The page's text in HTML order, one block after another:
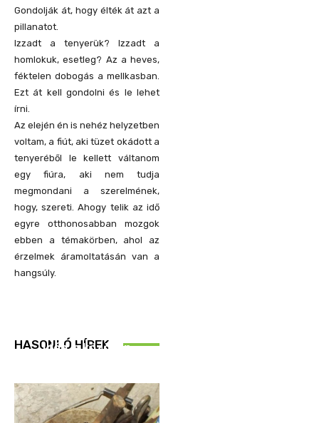
Gondolják át, hogy élték át azt a
pillanatot.
Izzadt a tenyerük? Izzadt a
homlokuk, esetleg? Az a heves,
féktelen dobogás a mellkasban.
Ezt át kell gondolni és le lehet
írni.
Az elején én is nehéz helyzetben
voltam, a fiút, aki tüzet okádott a
tenyeréből le kellett váltanom
egy fiúra, aki nem tudja
megmondani a szerelmének,
hogy, szereti. Ahogy telik az idő
egyre otthonosabban mozgok
ebben a témakörben, ahol az
érzelmek áramoltatásán van a
hangsúly.
HASONLÓ HÍREK
Idén is közösen